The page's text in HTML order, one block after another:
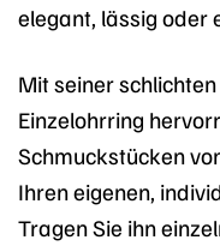
elegant, lässig oder
Mit seiner
Einzelohrring
Schmuckstücken
Ihren eigenen,
Tragen Sie ihn